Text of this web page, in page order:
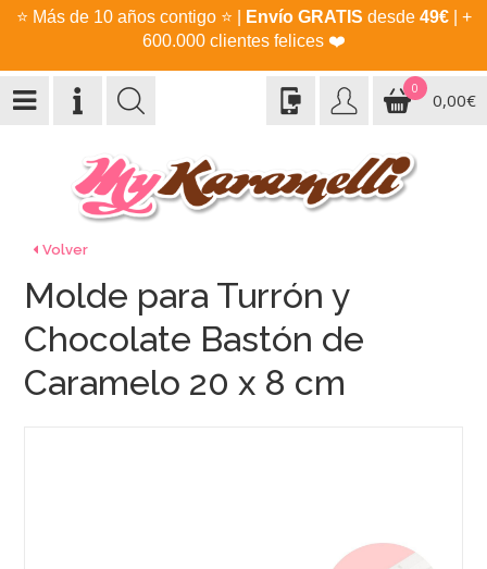
⭐ Más de 10 años contigo ⭐ Envío GRATIS desde 49€| +
600.000 clientes felices ❤️
0
0,00€
Volver
Molde para Turrón y
Chocolate Bastón de
Caramelo 20 x 8 cm